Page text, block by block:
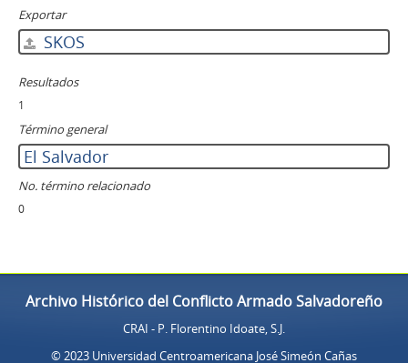
Exportar
SKOS
Resultados
1
Término general
El Salvador
No. término relacionado
0
Archivo Histórico del Conflicto Armado Salvadoreño
CRAI - P. Florentino Idoate, S.J.
© 2023 Universidad Centroamericana José Simeón Cañas